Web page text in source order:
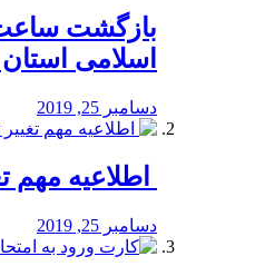
بازگشت ساعت
اسلامی استان
دسامبر 25, 2019
اطلاعیه مهم
دسامبر 25, 2019